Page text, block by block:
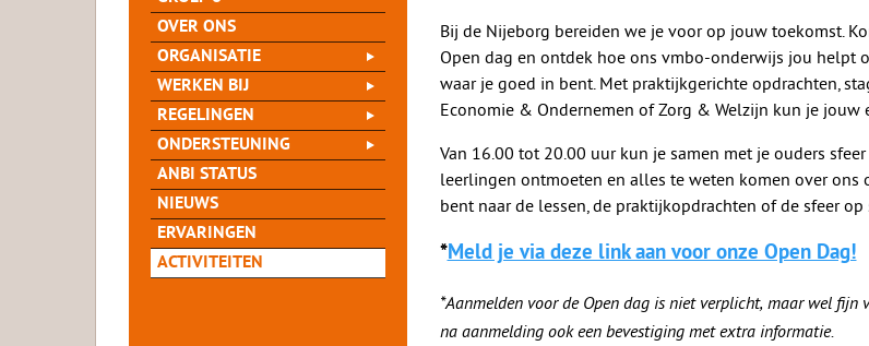
OVER ONS
ORGANISATIE
WERKEN BIJ
REGELINGEN
ONDERSTEUNING
ANBI STATUS
NIEUWS
ERVARINGEN
ACTIVITEITEN
Bij de Nijeborg bereiden we je voor op jouw toekomst.
Open dag en ontdek hoe ons vmbo-onderwijs jou helpt
waar je goed in bent. Met praktijkgerichte opdrachten,
Economie & Ondernemen of Zorg & Welzijn kun je jouw
Van 16.00 tot 20.00 uur kun je samen met je ouders
leerlingen ontmoeten en alles te weten komen over ons
bent naar de lessen, de praktijkopdrachten of de sfeer
*Meld je via deze link aan voor onze Open Dag!
*Aanmelden voor de Open dag is niet verplicht, maar wel fijn
na aanmelding ook een bevestiging met extra informatie.